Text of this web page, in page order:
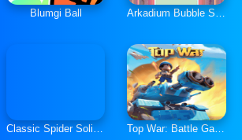
Blumgi Ball Arkadium Bubble Shooter
Classic Spider Solitaire Top War: Battle Game